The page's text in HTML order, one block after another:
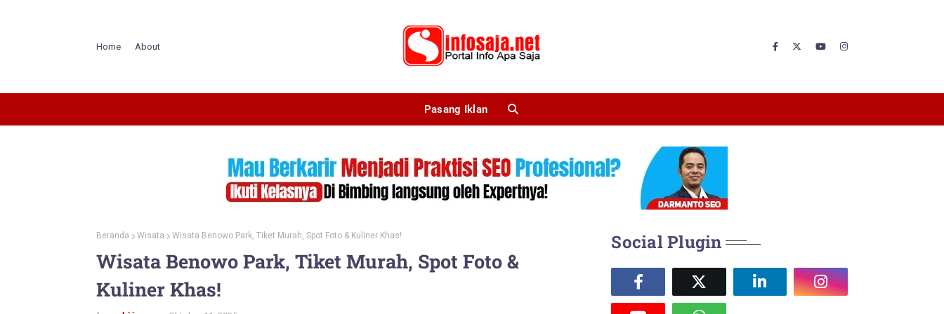
Home About
Pasang Iklan
Beranda Wisata Wisata Benowo Park, Tiket Murah, Spot Foto & Kuliner Khas!
Wisata Benowo Park, Tiket Murah, Spot Foto &
Kuliner Khas!
Social Plugin